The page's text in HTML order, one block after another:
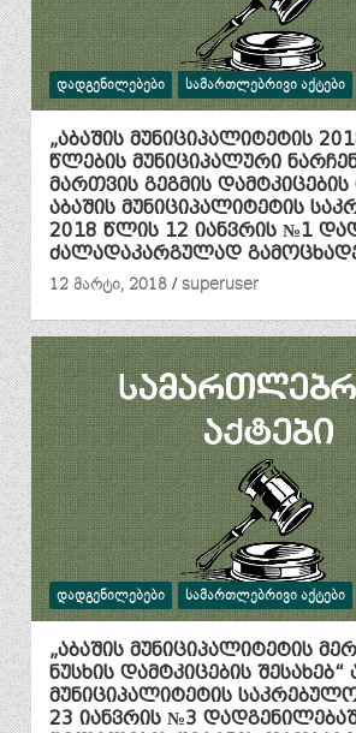
ᲓᲐᲓᲒᲔᲜᲘᲚᲔᲑᲔᲑᲘ ᲡᲐᲛᲐᲠᲗᲚᲔᲑᲠᲘᲕᲘ ᲐᲥᲢᲔᲑᲘ
„აბაშის მუნიციპალიტეტის
წლების მუნიციპალური
მართვის გეგმის
აბაშის მუნიციპალიტეტის
2018 წლის 12 იანვრის №1
ძალადაკარგულად
12 მარტი, 2018
superuser
ᲓᲐᲓᲒᲔᲜᲘᲚᲔᲑᲔᲑᲘ ᲡᲐᲛᲐᲠᲗᲚᲔᲑᲠᲘᲕᲘ ᲐᲥᲢᲔᲑᲘ
„აბაშის მუნიციპალიტეტის
ნუსხის დამტკიცების შესახებ“
მუნიციპალიტეტის
23 იანვრის №3